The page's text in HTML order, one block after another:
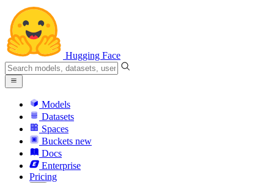
Hugging Face
Models
Datasets
Spaces
Buckets new
Docs
Enterprise
Pricing